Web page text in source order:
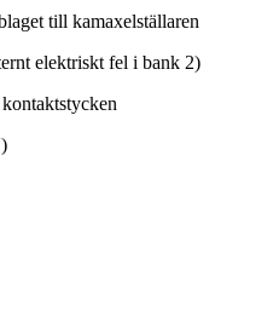
till kamaxelställaren
elektriskt fel i bank 2)